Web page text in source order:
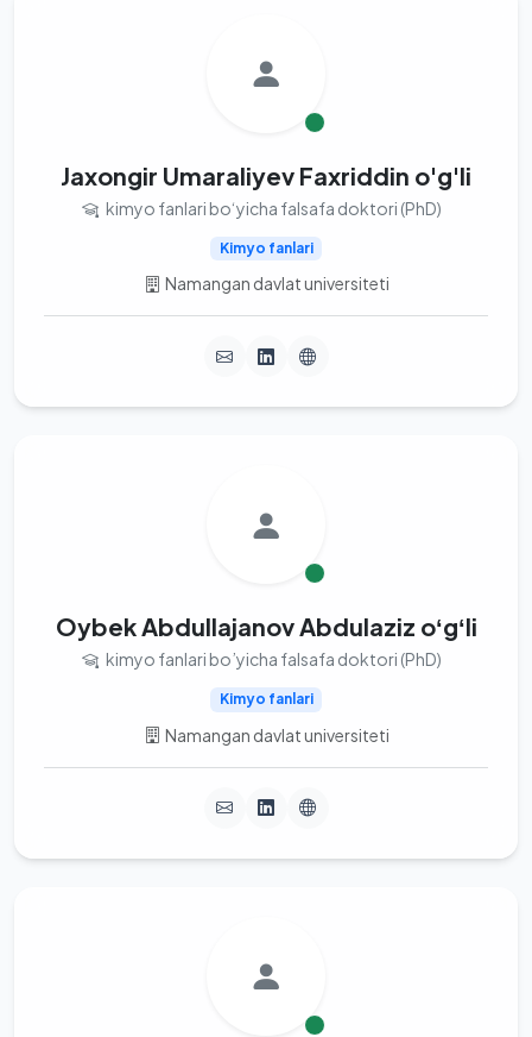
Jaxongir Umaraliyev Faxriddin o'g'li
kimyo fanlari bo‘yicha falsafa doktori (PhD)
Kimyo fanlari
Namangan davlat universiteti
Oybek Abdullajanov Abdulaziz oʻgʻli
kimyo fanlari bo’yicha falsafa doktori (PhD)
Kimyo fanlari
Namangan davlat universiteti